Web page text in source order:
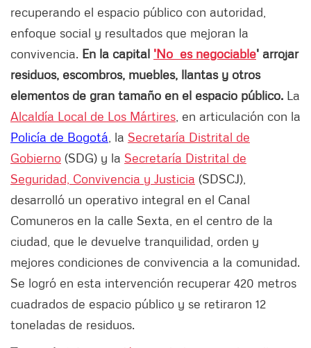
recuperando el espacio público con autoridad,
enfoque social y resultados que mejoran la
convivencia. En la capital 'No es negociable' arrojar
residuos, escombros, muebles, llantas y otros
elementos de gran tamaño en el espacio público. La
Alcaldía Local de Los Mártires , en articulación con la
Policía de Bogotá , la Secretaría Distrital de
Gobierno (SDG) y la Secretaría Distrital de
Seguridad, Convivencia y Justicia (SDSCJ),
desarrolló un operativo integral en el Canal
Comuneros en la calle Sexta, en el centro de la
ciudad, que le devuelve tranquilidad, orden y
mejores condiciones de convivencia a la comunidad.
Se logró en esta intervención recuperar 420 metros
cuadrados de espacio público y se retiraron 12
toneladas de residuos.